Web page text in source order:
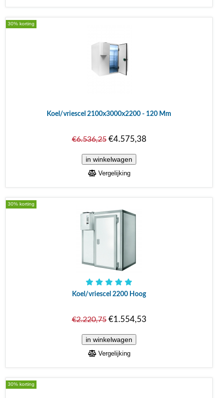
30% korting
Koel/vriescel 2100x3000x2200 - 120 Mm
€6.536,25€4.575,38
Vergelijking
30% korting
Koel/vriescel 2200 Hoog
€2.220,75€1.554,53
Vergelijking
30% korting